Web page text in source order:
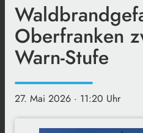
Oberfranken
Warn-Stufe
27. Mai 2026 · 11:20 Uhr